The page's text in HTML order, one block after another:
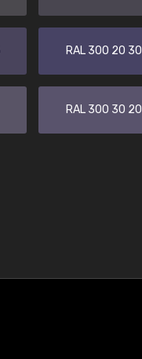
RAL 300 20 30
RAL 300 30 20